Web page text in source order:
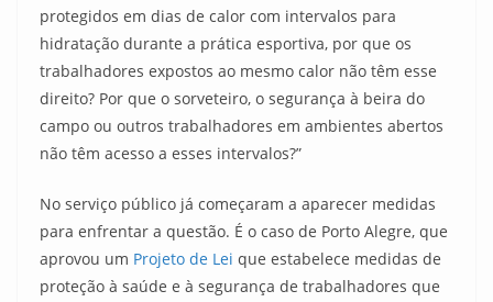
protegidos em dias de calor com intervalos para
hidratação durante a prática esportiva, por que os
trabalhadores expostos ao mesmo calor não têm esse
direito? Por que o sorveteiro, o segurança à beira do
campo ou outros trabalhadores em ambientes abertos
não têm acesso a esses intervalos?”
No serviço público já começaram a aparecer medidas
para enfrentar a questão. É o caso de Porto Alegre, que
aprovou um Projeto de Lei que estabelece medidas de
proteção à saúde e à segurança de trabalhadores que